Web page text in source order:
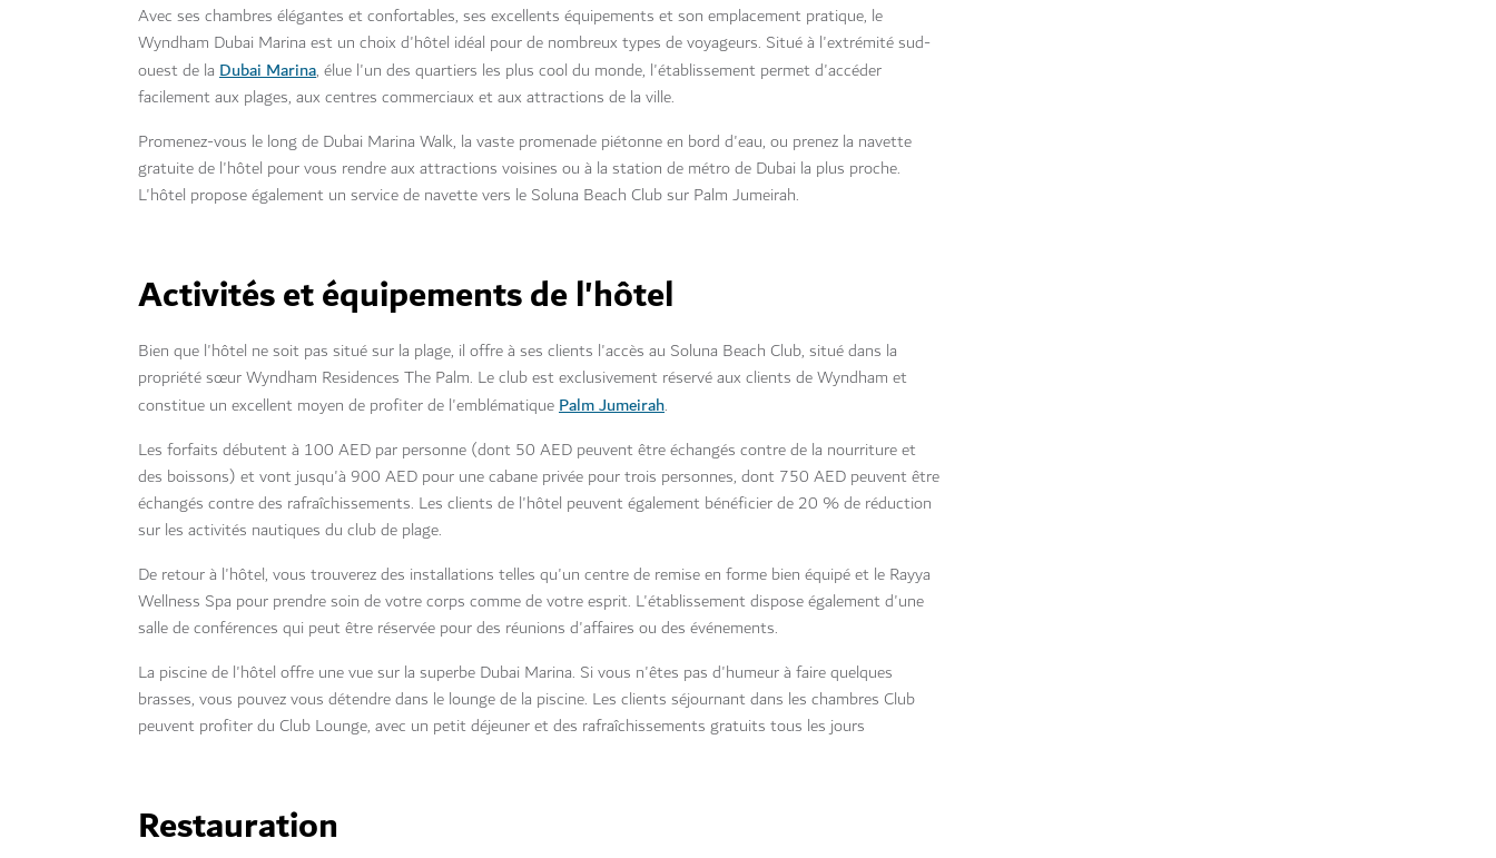
Avec ses chambres élégantes et confortables, ses excellents équipements et son emplacement pratique, le
Wyndham Dubai Marina est un choix d'hôtel idéal pour de nombreux types de voyageurs. Situé à l'extrémité sud-
ouest de la Dubai Marina, élue l'un des quartiers les plus cool du monde, l'établissement permet d'accéder
facilement aux plages, aux centres commerciaux et aux attractions de la ville.
Promenez-vous le long de Dubai Marina Walk, la vaste promenade piétonne en bord d'eau, ou prenez la navette
gratuite de l'hôtel pour vous rendre aux attractions voisines ou à la station de métro de Dubai la plus proche.
L'hôtel propose également un service de navette vers le Soluna Beach Club sur Palm Jumeirah.
Activités et équipements de l'hôtel
Bien que l'hôtel ne soit pas situé sur la plage, il offre à ses clients l'accès au Soluna Beach Club, situé dans la
propriété sœur Wyndham Residences The Palm. Le club est exclusivement réservé aux clients de Wyndham et
constitue un excellent moyen de profiter de l'emblématiquePalm Jumeirah.
Les forfaits débutent à 100 AED par personne (dont 50 AED peuvent être échangés contre de la nourriture et
des boissons) et vont jusqu'à 900 AED pour une cabane privée pour trois personnes, dont 750 AED peuvent être
échangés contre des rafraîchissements. Les clients de l'hôtel peuvent également bénéficier de 20 % de réduction
sur les activités nautiques du club de plage.
De retour à l'hôtel, vous trouverez des installations telles qu'un centre de remise en forme bien équipé et le Rayya
Wellness Spa pour prendre soin de votre corps comme de votre esprit. L'établissement dispose également d'une
salle de conférences qui peut être réservée pour des réunions d'affaires ou des événements.
La piscine de l'hôtel offre une vue sur la superbe Dubai Marina. Si vous n'êtes pas d'humeur à faire quelques
brasses, vous pouvez vous détendre dans le lounge de la piscine. Les clients séjournant dans les chambres Club
peuvent profiter du Club Lounge, avec un petit déjeuner et des rafraîchissements gratuits tous les jours
Restauration